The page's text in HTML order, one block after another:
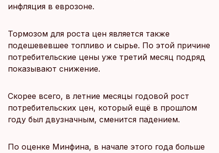
инфляция в еврозоне.
Тормозом для роста цен является также
подешевевшее топливо и сырье. По этой причине
потребительские цены уже третий месяц подряд
показывают снижение.
Скорее всего, в летние месяцы годовой рост
потребительских цен, который ещё в прошлом
году был двузначным, сменится падением.
По оценке Минфина, в начале этого года больше